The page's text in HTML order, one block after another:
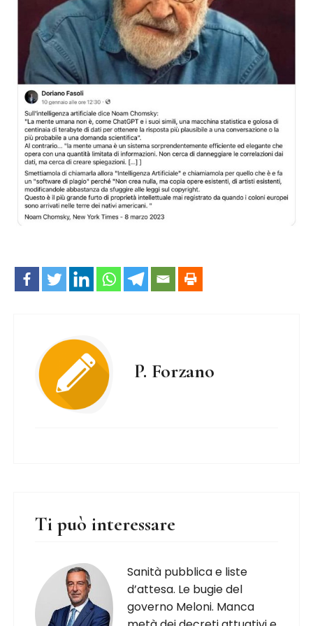
P. Forzano
Ti può interessare
Sanità pubblica e liste
d’attesa. Le bugie del
governo Meloni. Manca